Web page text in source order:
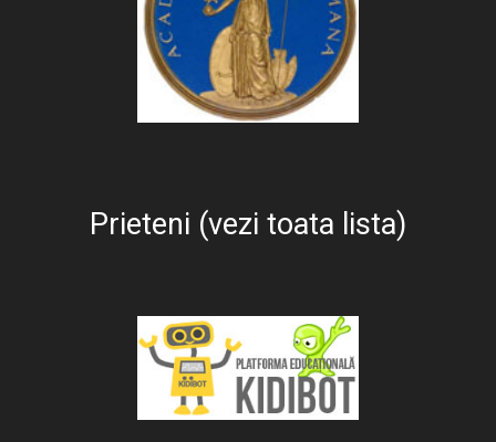
Prieteni (vezi toata lista)